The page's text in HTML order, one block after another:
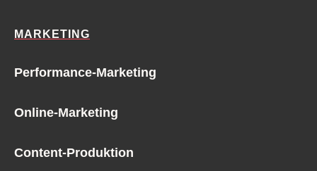
MARKETING
Performance-Marketing
Online-Marketing
Content-Produktion